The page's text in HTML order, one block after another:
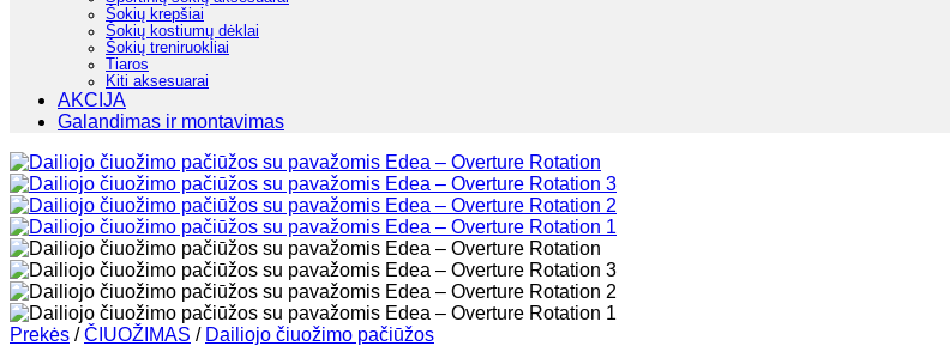
Šokių krepšiai
Šokių kostiumų dėklai
Šokių treniruokliai
Tiaros
Kiti aksesuarai
AKCIJA
Galandimas ir montavimas
Prekės / ČIUOŽIMAS / Dailiojo čiuožimo pačiūžos